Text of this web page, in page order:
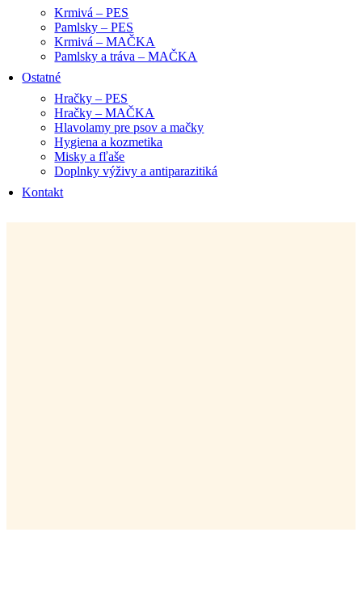
Krmivá – PES
Pamlsky – PES
Krmivá – MAČKA
Pamlsky a tráva – MAČKA
Ostatné
Hračky – PES
Hračky – MAČKA
Hlavolamy pre psov a mačky
Hygiena a kozmetika
Misky a fľaše
Doplnky výživy a antiparazitiká
Kontakt